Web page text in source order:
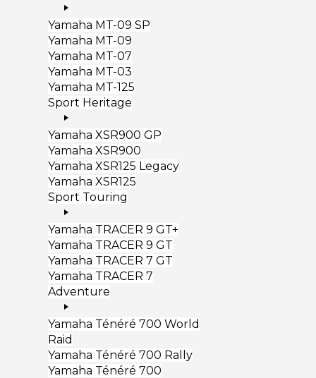
Yamaha MT-09 SP
Yamaha MT-09
Yamaha MT-07
Yamaha MT-03
Yamaha MT-125
Sport Heritage
Yamaha XSR900 GP
Yamaha XSR900
Yamaha XSR125 Legacy
Yamaha XSR125
Sport Touring
Yamaha TRACER 9 GT+
Yamaha TRACER 9 GT
Yamaha TRACER 7 GT
Yamaha TRACER 7
Adventure
Yamaha Ténéré 700 World
Raid
Yamaha Ténéré 700 Rally
Yamaha Ténéré 700